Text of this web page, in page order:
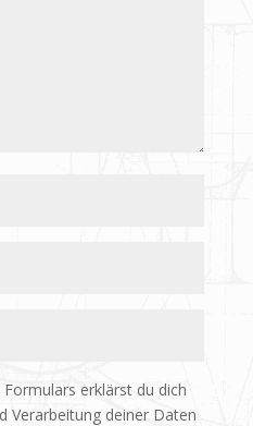
erklärst du dich
Verarbeitung deiner Daten